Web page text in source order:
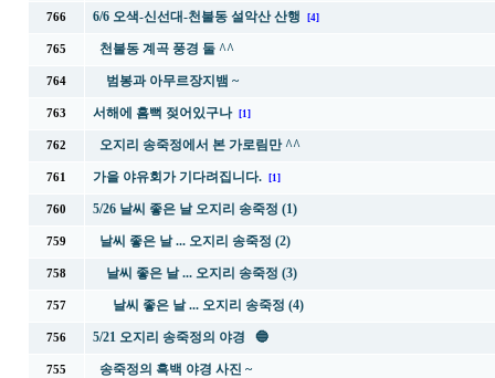
766 6/6 오색-신선대-천불동 설악산 산행 [4]
765 천불동 계곡 풍경 둘 ^^
764 범봉과 아무르장지뱀 ~
763 서해에 흠뻑 젖어있구나 [1]
762 오지리 송죽정에서 본 가로림만 ^^
761 가을 야유회가 기다려집니다. [1]
760 5/26 날씨 좋은 날 오지리 송죽정 (1)
759 날씨 좋은 날 ... 오지리 송죽정 (2)
758 날씨 좋은 날 ... 오지리 송죽정 (3)
757 날씨 좋은 날 ... 오지리 송죽정 (4)
756 5/21 오지리 송죽정의 야경 🔵
755 송죽정의 흑백 야경 사진 ~